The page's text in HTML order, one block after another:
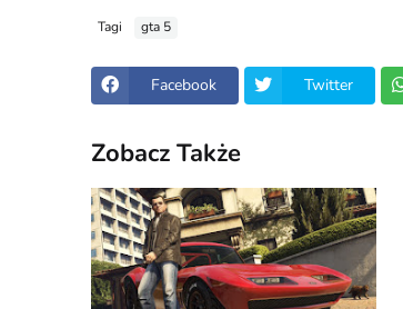
Tagi gta 5
Facebook Twitter
Zobacz Także